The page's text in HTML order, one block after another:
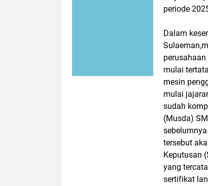
periode
Dalam
mulai
mesin
mulai
sudah
(Musda)
tersebut
Keputusan
yang
sertifikat